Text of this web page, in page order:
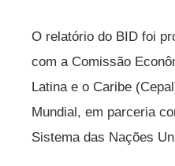
O relatório do BID foi
com a Comissão
Latina e o Caribe
Mundial, em parceria
Sistema das Nações